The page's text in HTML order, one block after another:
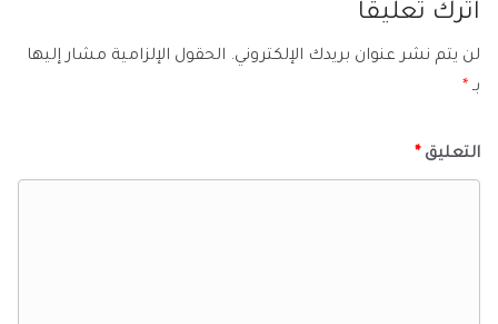
اترك تعليقاً
لن يتم نشر عنوان بريدك الإلكتروني. الحقول الإلزامية مشار إليها
بـ *
التعليق *